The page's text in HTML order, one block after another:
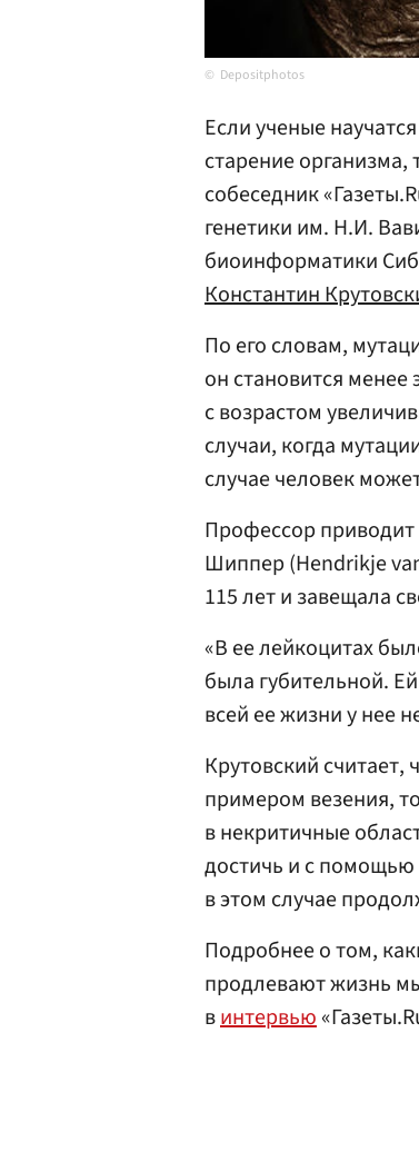
Depositphotos
Если ученые
старение организма,
собеседник
генетики им. Н.И.
биоинформатики
Константин
По его словам,
он становится
с возрастом
случаи, когда
случае человек
Профессор
Шиппер (Hendrikje
115 лет и завещала
«В ее лейкоцитах
была губительной.
всей ее жизни у нее
Крутовский
примером везения,
в некритичные
достичь и с
в этом случае
Подробнее о том,
продлевают жизнь
винтервью